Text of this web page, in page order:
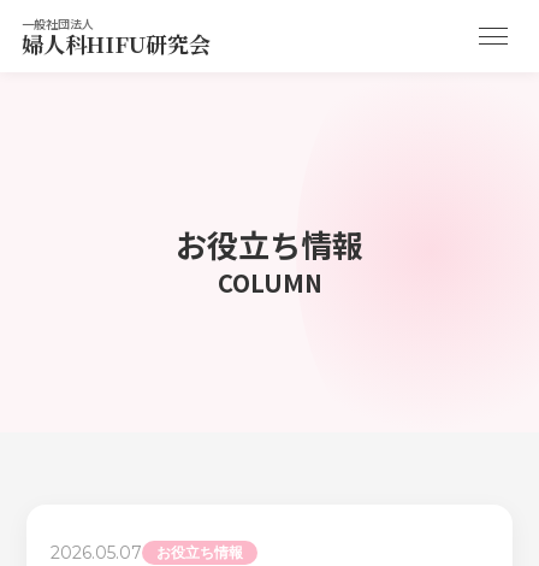
一般社団法人
婦人科HIFU研究会
お役立ち情報
COLUMN
2026.05.07 お役立ち情報